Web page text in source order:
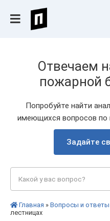
Отвечаем
пожарной
Попробуйте найти
имеющихся вопросов по
Задайте
Главная » Вопросы и ответы
лестницах